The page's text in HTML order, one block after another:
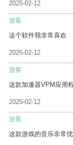
2025-02-12
游客
这个软件我非常喜欢
2025-02-12
游客
这款加速器VPM应用
2025-02-12
游客
这款游戏的音乐非常